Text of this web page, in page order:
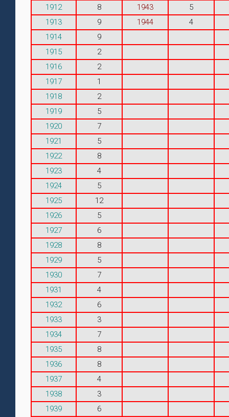
1912 8 1943
5
1913
9 1944
4
1914
9
1915
2
1916
2
1917
1
1918
2
1919
5
1920
7
1921
5
1922
8
1923
4
1924
5
1925
12
1926
5
1927
6
1928
8
1929
5
1930
7
1931
4
1932
6
1933
3
1934
7
1935
8
1936
8
1937
4
1938
3
1939
6